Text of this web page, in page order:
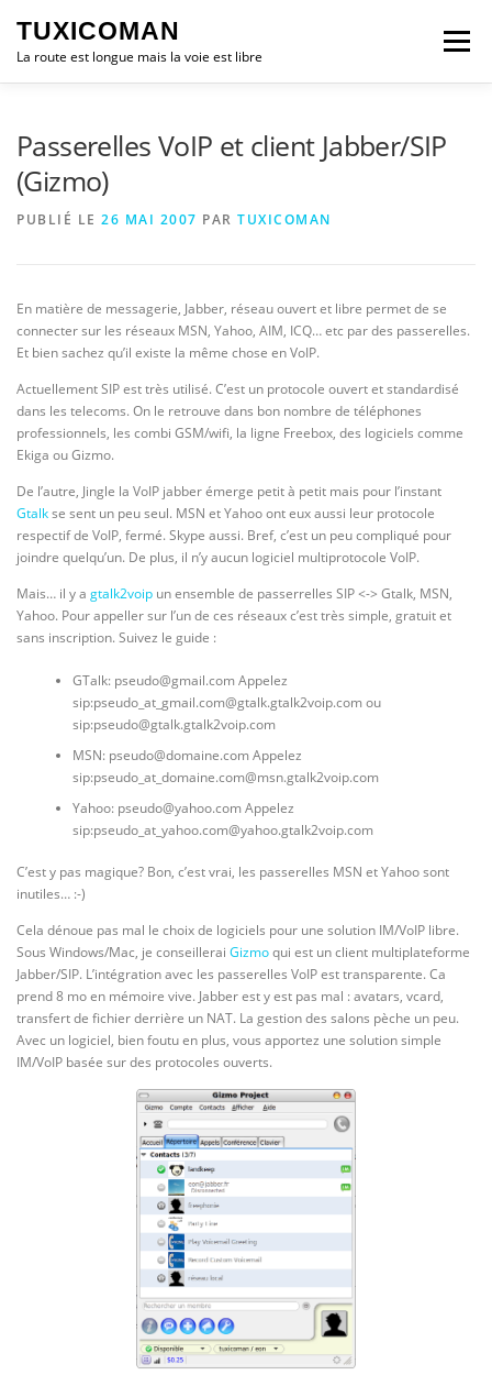
contenu
TUXICOMAN
La route est longue mais la voie est libre
Menu
Passerelles VoIP et client Jabber/SIP
(Gizmo)
PUBLIÉ LE 26 MAI 2007 PAR TUXICOMAN
En matière de messagerie, Jabber, réseau ouvert et libre permet de se
connecter sur les réseaux MSN, Yahoo, AIM, ICQ… etc par des passerelles.
Et bien sachez qu’il existe la même chose en VoIP.
Actuellement SIP est très utilisé. C’est un protocole ouvert et standardisé
dans les telecoms. On le retrouve dans bon nombre de téléphones
professionnels, les combi GSM/wifi, la ligne Freebox, des logiciels comme
Ekiga ou Gizmo.
De l’autre, Jingle la VoIP jabber émerge petit à petit mais pour l’instant
Gtalkse sent un peu seul. MSN et Yahoo ont eux aussi leur protocole
respectif de VoIP, fermé. Skype aussi. Bref, c’est un peu compliqué pour
joindre quelqu’un. De plus, il n’y aucun logiciel multiprotocole VoIP.
Mais… il y a gtalk2voip un ensemble de passerrelles SIP <-> Gtalk, MSN,
Yahoo. Pour appeller sur l’un de ces réseaux c’est très simple, gratuit et
sans inscription. Suivez le guide :
GTalk: pseudo@gmail.com Appelez
sip:pseudo_at_gmail.com@gtalk.gtalk2voip.com ou
sip:pseudo@gtalk.gtalk2voip.com
MSN: pseudo@domaine.com Appelez
sip:pseudo_at_domaine.com@msn.gtalk2voip.com
Yahoo: pseudo@yahoo.com Appelez
sip:pseudo_at_yahoo.com@yahoo.gtalk2voip.com
C’est y pas magique? Bon, c’est vrai, les passerelles MSN et Yahoo sont
inutiles… :-)
Cela dénoue pas mal le choix de logiciels pour une solution IM/VoIP libre.
Sous Windows/Mac, je conseillerai Gizmoqui est un client multiplateforme
Jabber/SIP. L’intégration avec les passerelles VoIP est transparente. Ca
prend 8 mo en mémoire vive. Jabber est y est pas mal : avatars, vcard,
transfert de fichier derrière un NAT. La gestion des salons pèche un peu.
Avec un logiciel, bien foutu en plus, vous apportez une solution simple
IM/VoIP basée sur des protocoles ouverts.